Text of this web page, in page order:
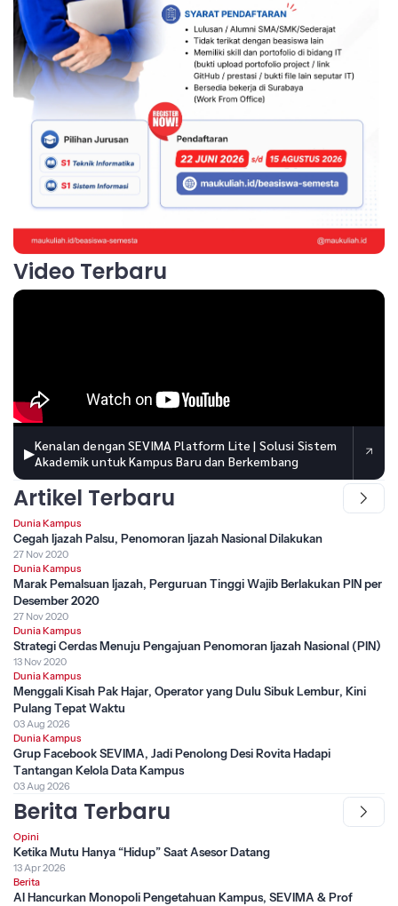
Video Terbaru
▶Kenalan dengan SEVIMA Platform Lite | Solusi Sistem
Akademik untuk Kampus Baru dan Berkembang
Artikel Terbaru
Dunia Kampus
Cegah Ijazah Palsu, Penomoran Ijazah Nasional Dilakukan
27 Nov 2020
Dunia Kampus
Marak Pemalsuan Ijazah, Perguruan Tinggi Wajib Berlakukan PIN per
Desember 2020
27 Nov 2020
Dunia Kampus
Strategi Cerdas Menuju Pengajuan Penomoran Ijazah Nasional (PIN)
13 Nov 2020
Dunia Kampus
Menggali Kisah Pak Hajar, Operator yang Dulu Sibuk Lembur, Kini
Pulang Tepat Waktu
03 Aug 2026
Dunia Kampus
Grup Facebook SEVIMA, Jadi Penolong Desi Rovita Hadapi
Tantangan Kelola Data Kampus
03 Aug 2026
Berita Terbaru
Opini
Ketika Mutu Hanya “Hidup” Saat Asesor Datang
13 Apr 2026
Berita
AI Hancurkan Monopoli Pengetahuan Kampus, SEVIMA & Prof